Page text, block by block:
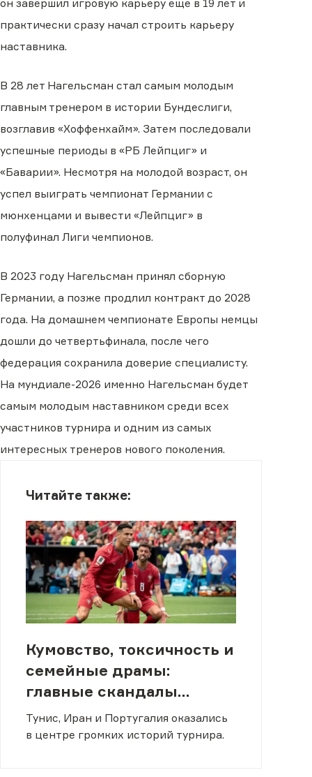
он завершил игровую карьеру еще в 19 лет и
практически сразу начал строить карьеру
наставника.
В 28 лет Нагельсман стал самым молодым
главным тренером в истории Бундеслиги,
возглавив «Хоффенхайм». Затем последовали
успешные периоды в «РБ Лейпциг» и
«Баварии». Несмотря на молодой возраст, он
успел выиграть чемпионат Германии с
мюнхенцами и вывести «Лейпциг» в
полуфинал Лиги чемпионов.
В 2023 году Нагельсман принял сборную
Германии, а позже продлил контракт до 2028
года. На домашнем чемпионате Европы немцы
дошли до четвертьфинала, после чего
федерация сохранила доверие специалисту.
На мундиале-2026 именно Нагельсман будет
самым молодым наставником среди всех
участников турнира и одним из самых
интересных тренеров нового поколения.
Читайте также:
Кумовство, токсичность и
семейные драмы:
главные скандалы
чемпионата мира-2026
Тунис, Иран и Португалия оказались
в центре громких историй турнира.